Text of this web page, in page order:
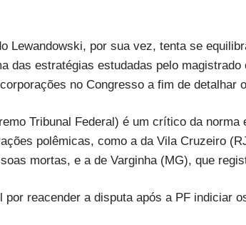
Lewandowski, por sua vez, tenta se
das estratégias estudadas pelo
no Congresso a fim de detalhar
Tribunal Federal) é um crítico da norma
polêmicas, como a da Vila Cruzeiro
mortas, e a de Varginha (MG), que
por reacender a disputa após a PF indiciar